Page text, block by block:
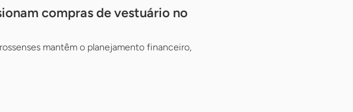
compras de vestuário no
mantêm o planejamento financeiro,